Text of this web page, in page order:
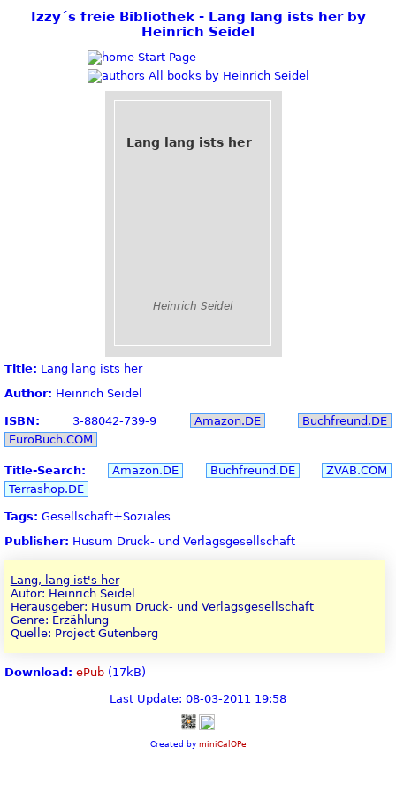
Izzy´s freie Bibliothek - Lang lang ists her by
Heinrich Seidel
Start Page
All books by Heinrich Seidel
Lang lang ists her
Heinrich Seidel
Title: Lang lang ists her
Author: Heinrich Seidel
ISBN: 3-88042-739-9 Amazon.DE
Buchfreund.DE
EuroBuch.COM
Title-Search: Amazon.DE Buchfreund.DE
ZVAB.COM
Terrashop.DE
Tags: Gesellschaft+Soziales
Publisher: Husum Druck- und Verlagsgesellschaft
Lang, lang ist's her
Autor: Heinrich Seidel
Herausgeber: Husum Druck- und Verlagsgesellschaft
Genre: Erzählung
Quelle: Project Gutenberg
Download: ePub (17kB)
Last Update: 08-03-2011 19:58
Created by miniCalOPe